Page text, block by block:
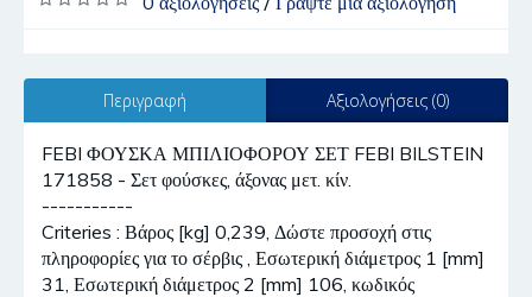
Περιγραφή Αξιολογήσεις (0)
FEBI ΦΟΥΣΚΑ ΜΠΙΛΙΟΦΟΡΟΥ ΣΕΤ FEBI BILSTEIN
171858 - Σετ φούσκες, άξονας μετ. κίν.
-----------
Criteries : Βάρος [kg] 0,239, Δώστε προσοχή στις
πληροφορίες για το σέρβις , Εσωτερική διάμετρος 1 [mm]
31, Εσωτερική διάμετρος 2 [mm] 106, κωδικός